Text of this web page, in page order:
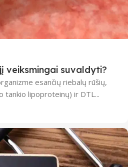
veiksmingai suvaldyti?
esančių riebalų rūšių,
tankio lipoproteinų) ir DTL...